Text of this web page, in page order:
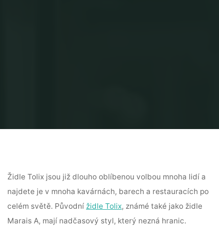
Židle Tolix jsou již dlouho oblíbenou volbou mnoha lidí a
najdete je v mnoha kavárnách, barech a restauracích po
celém světě. Původní židle Tolix, známé také jako židle
Marais A, mají nadčasový styl, který nezná hranic.